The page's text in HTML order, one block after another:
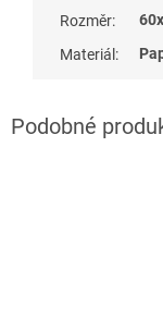
Rozměr:
Materiál :